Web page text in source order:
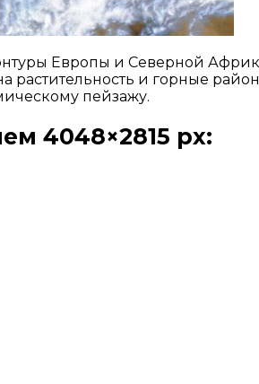
Европы и Северной
растительность и горные
пейзажу.
4048×2815 px: